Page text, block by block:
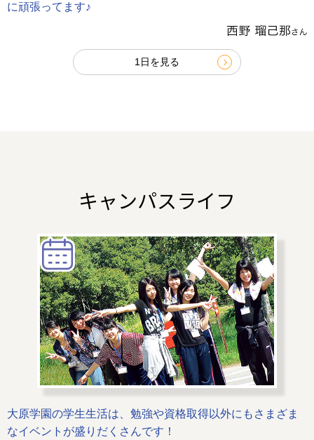
に頑張ってます♪
1日を見る
キャンパスライフ
大原学園の学生生活は、勉強や資格取得以外にもさまざま
なイベントが盛りだくさんです！